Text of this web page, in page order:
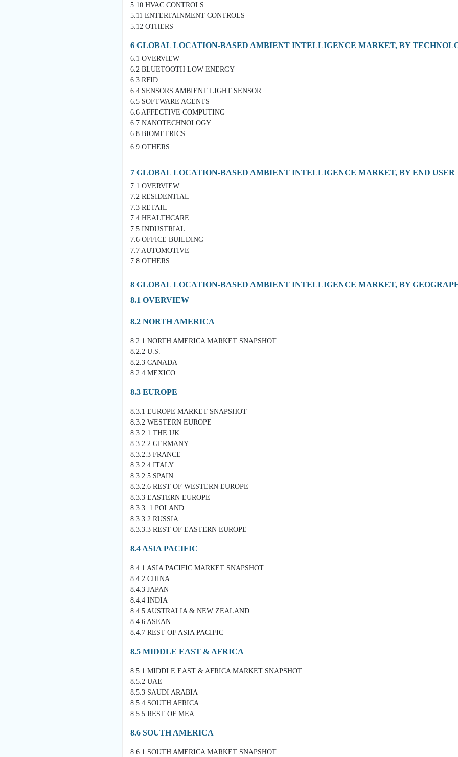
5.10 HVAC CONTROLS
5.11 ENTERTAINMENT CONTROLS
5.12 OTHERS
6 GLOBAL LOCATION-BASED AMBIENT INTELLIGENCE MARKET, BY
6.1 OVERVIEW
6.2 BLUETOOTH LOW ENERGY
6.3 RFID
6.4 SENSORS AMBIENT LIGHT SENSOR
6.5 SOFTWARE AGENTS
6.6 AFFECTIVE COMPUTING
6.7 NANOTECHNOLOGY
6.8 BIOMETRICS
6.9 OTHERS
7 GLOBAL LOCATION-BASED AMBIENT INTELLIGENCE MARKET, BY END USER
7.1 OVERVIEW
7.2 RESIDENTIAL
7.3 RETAIL
7.4 HEALTHCARE
7.5 INDUSTRIAL
7.6 OFFICE BUILDING
7.7 AUTOMOTIVE
7.8 OTHERS
8 GLOBAL LOCATION-BASED AMBIENT INTELLIGENCE MARKET, BY
8.1 OVERVIEW
8.2 NORTH AMERICA
8.2.1 NORTH AMERICA MARKET SNAPSHOT
8.2.2 U.S.
8.2.3 CANADA
8.2.4 MEXICO
8.3 EUROPE
8.3.1 EUROPE MARKET SNAPSHOT
8.3.2 WESTERN EUROPE
8.3.2.1 THE UK
8.3.2.2 GERMANY
8.3.2.3 FRANCE
8.3.2.4 ITALY
8.3.2.5 SPAIN
8.3.2.6 REST OF WESTERN EUROPE
8.3.3 EASTERN EUROPE
8.3.3. 1 POLAND
8.3.3.2 RUSSIA
8.3.3.3 REST OF EASTERN EUROPE
8.4 ASIA PACIFIC
8.4.1 ASIA PACIFIC MARKET SNAPSHOT
8.4.2 CHINA
8.4.3 JAPAN
8.4.4 INDIA
8.4.5 AUSTRALIA & NEW ZEALAND
8.4.6 ASEAN
8.4.7 REST OF ASIA PACIFIC
8.5 MIDDLE EAST & AFRICA
8.5.1 MIDDLE EAST & AFRICA MARKET SNAPSHOT
8.5.2 UAE
8.5.3 SAUDI ARABIA
8.5.4 SOUTH AFRICA
8.5.5 REST OF MEA
8.6 SOUTH AMERICA
8.6.1 SOUTH AMERICA MARKET SNAPSHOT